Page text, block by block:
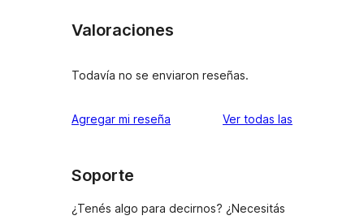
Valoraciones
Todavía no se enviaron reseñas.
Agregar mi reseña Ver todas las
Soporte
¿Tenés algo para decirnos? ¿Necesitás